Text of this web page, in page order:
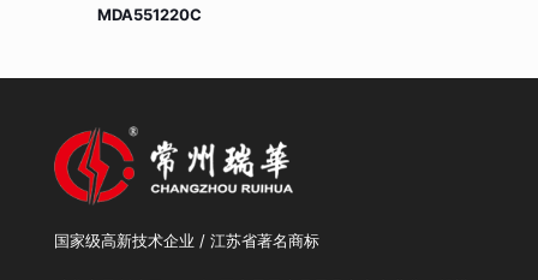
MDA551220C
国家级高新技术企业 / 江苏省著名商标